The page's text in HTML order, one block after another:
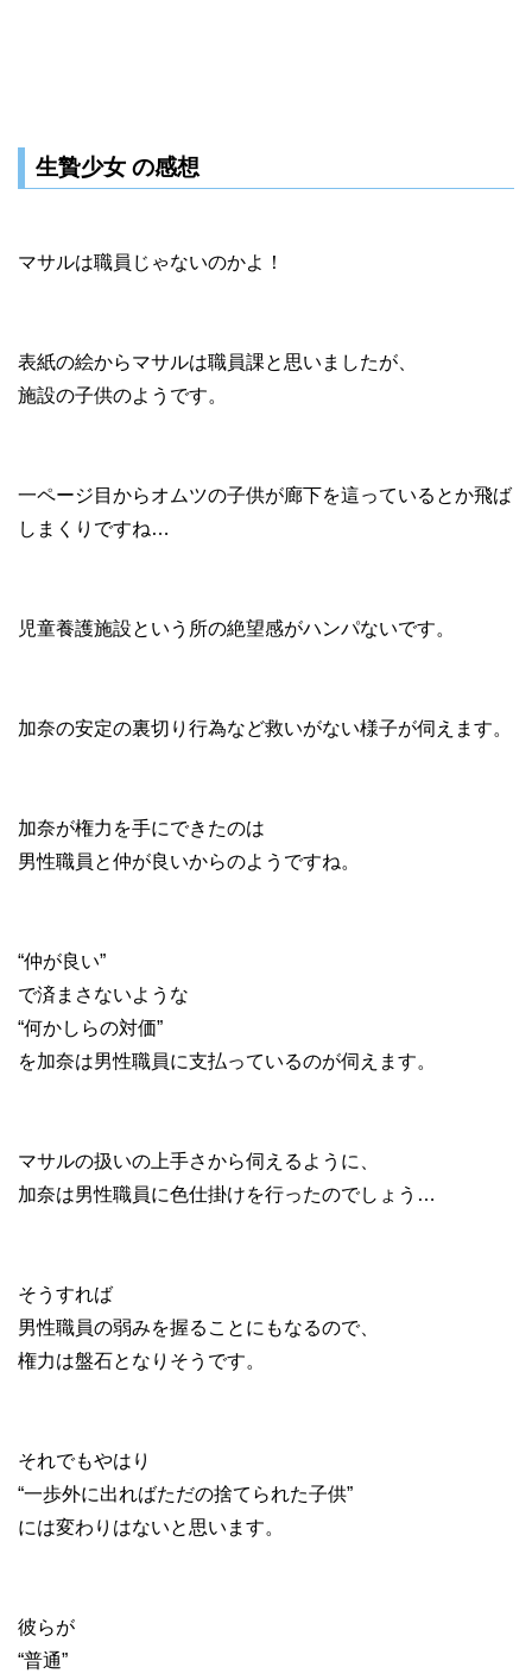
生贄少女 の感想
マサルは職員じゃないのかよ！
表紙の絵からマサルは職員課と思いましたが、
施設の子供のようです。
一ページ目からオムツの子供が廊下を這っているとか飛ば
しまくりですね…
児童養護施設という所の絶望感がハンパないです。
加奈の安定の裏切り行為など救いがない様子が伺えます。
加奈が権力を手にできたのは
男性職員と仲が良いからのようですね。
“仲が良い”
で済まさないような
“何かしらの対価”
を加奈は男性職員に支払っているのが伺えます。
マサルの扱いの上手さから伺えるように、
加奈は男性職員に色仕掛けを行ったのでしょう…
そうすれば
男性職員の弱みを握ることにもなるので、
権力は盤石となりそうです。
それでもやはり
“一歩外に出ればただの捨てられた子供”
には変わりはないと思います。
彼らが
“普通”